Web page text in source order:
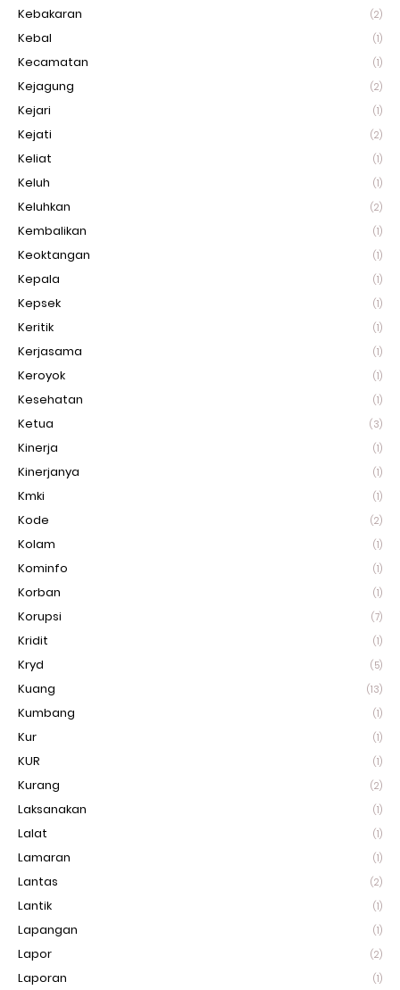
Kebakaran (2)
Kebal (1)
Kecamatan (1)
Kejagung (2)
Kejari (1)
Kejati (2)
Keliat (1)
Keluh (1)
Keluhkan (2)
Kembalikan (1)
Keoktangan (1)
Kepala (1)
Kepsek (1)
Keritik (1)
Kerjasama (1)
Keroyok (1)
Kesehatan (1)
Ketua (3)
Kinerja (1)
Kinerjanya (1)
Kmki (1)
Kode (2)
Kolam (1)
Kominfo (1)
Korban (1)
Korupsi (7)
Kridit (1)
Kryd (5)
Kuang (13)
Kumbang (1)
Kur (1)
KUR (1)
Kurang (2)
Laksanakan (1)
Lalat (1)
Lamaran (1)
Lantas (2)
Lantik (1)
Lapangan (1)
Lapor (2)
Laporan (1)